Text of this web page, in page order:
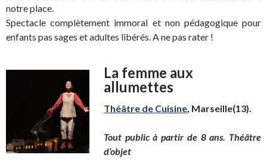
notre place.
Spectacle complètement immoral et non pédagogique pour
enfants pas sages et adultes libérés. A ne pas rater !
La femme aux
allumettes
Théâtre de Cuisine , Marseille(13).
Tout public à partir de 8 ans. Théâtre
d’objet